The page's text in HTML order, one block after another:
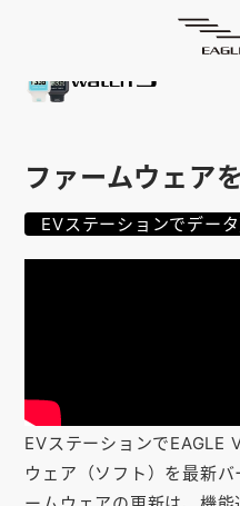
ゴルフナビ
ピンポジ君PIN POSITION
対応コースCOURSE
購
使
ファームウェア
EVステーションでデー
EVステーションでEAGLE
ウェア（ソフト）を最新